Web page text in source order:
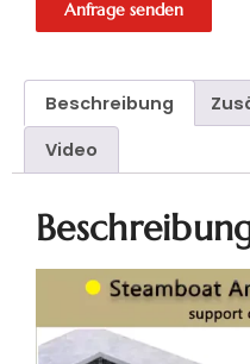
Anfrage senden
Beschreibung
Video